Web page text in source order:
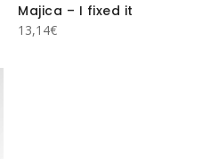
Majica – I fixed it
13,14€